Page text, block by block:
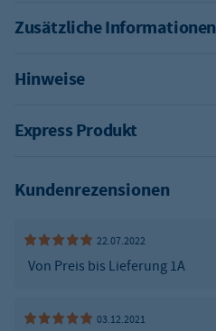
Zusätzliche Informationen
Hinweise
Express Produkt
Kundenrezensionen
22.07.2022
Von Preis bis Lieferung 1A
03.12.2021